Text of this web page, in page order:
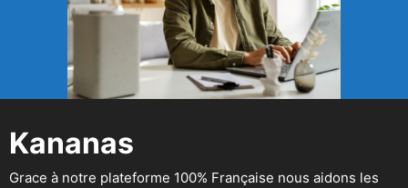
Kananas
Grace à notre plateforme 100% Française nous aidons les